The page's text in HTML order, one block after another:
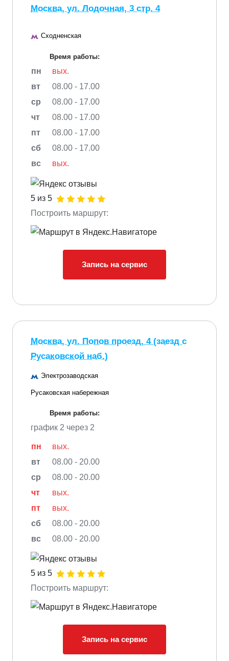
Москва, ул. Лодочная, 3 стр. 4
Сходненская
Время работы:
пн
вых.
вт
08.00 - 17.00
ср
08.00 - 17.00
чт
08.00 - 17.00
пт
08.00 - 17.00
сб
08.00 - 17.00
вс
вых.
5 из 5
Построить маршрут:
Запись на сервис
Москва, ул. Попов проезд, 4 (заезд с
Русаковской наб.)
Электрозаводская
Русаковская набережная
Время работы:
график 2 через 2
пн
вых.
вт
08.00 - 20.00
ср
08.00 - 20.00
чт
вых.
пт
вых.
сб
08.00 - 20.00
вс
08.00 - 20.00
5 из 5
Построить маршрут:
Запись на сервис